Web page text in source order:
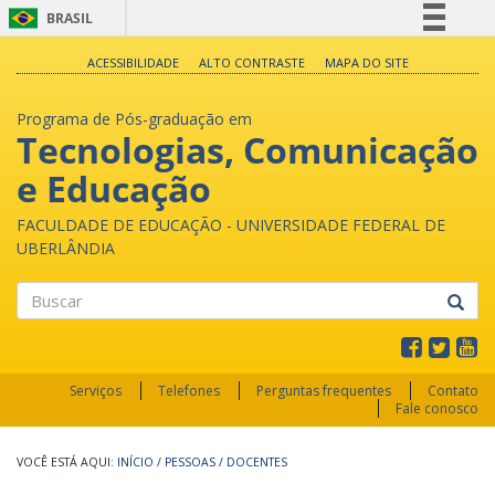
BRASIL
Acesso à informação
Canais
ACESSIBILIDADE ALTO CONTRASTE MAPA DO SITE
Programa de Pós-graduação em
Tecnologias, Comunicação
e Educação
FACULDADE DE EDUCAÇÃO - UNIVERSIDADE FEDERAL DE
UBERLÂNDIA
Serviços Telefones Perguntas frequentes
Contato
Fale conosco
INÍCIO / PESSOAS / DOCENTES